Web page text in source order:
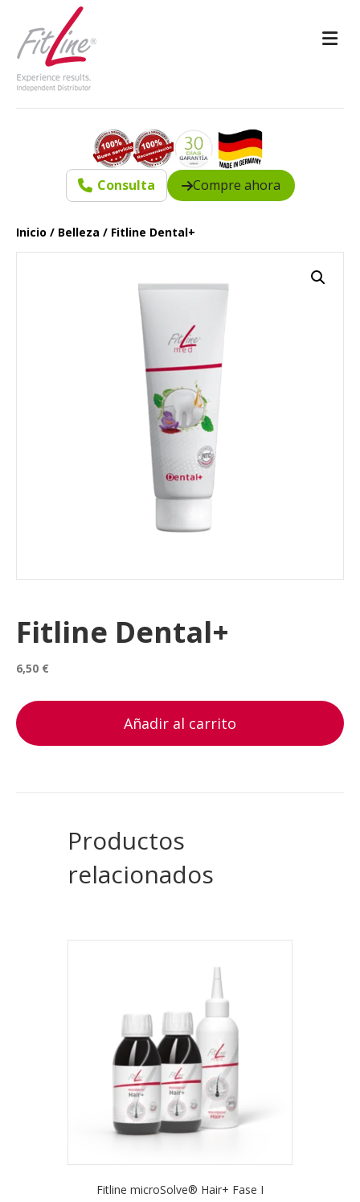
Consulta Compre ahora
Inicio / Belleza / Fitline Dental+
Fitline Dental+
6,50 €
Añadir al carrito
Productos
relacionados
Fitline microSolve® Hair+ Fase I